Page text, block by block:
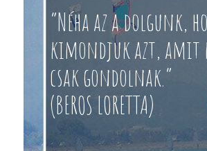
“Néha az a dolgunk,
kimondjuk azt, amit
csak gondolnak.”
(BEROS LORETTA)